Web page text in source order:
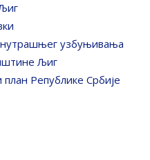
узбуњивања
Љиг
Републике Србије